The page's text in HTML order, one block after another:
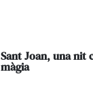
Sant Joan, una nit
màgia